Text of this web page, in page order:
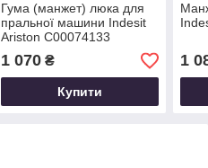
Гума (манжет) люка для
пральної машини Indesit
Ariston C00074133
1 070₴
Купити
1